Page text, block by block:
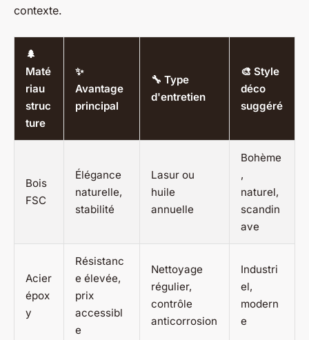
contexte.
🌲
Maté
riau
struc
ture
✨
Avantage
principal
🔧 Type
d'entretien
🎨 Style
déco
suggéré
Bois
FSC
Élégance
naturelle,
stabilité
Lasur ou
huile
annuelle
Bohème
,
naturel,
scandin
ave
Acier
épox
y
Résistanc
e élevée,
prix
accessibl
e
Nettoyage
régulier,
contrôle
anticorrosion
Industri
el,
modern
e